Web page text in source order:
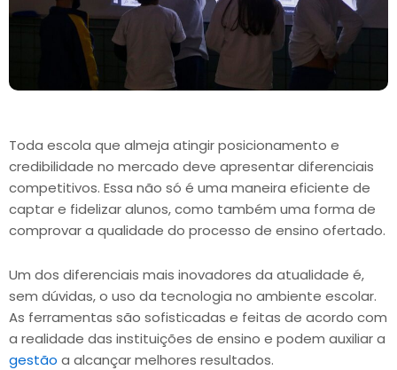
Toda escola que almeja atingir posicionamento e
credibilidade no mercado deve apresentar diferenciais
competitivos. Essa não só é uma maneira eficiente de
captar e fidelizar alunos, como também uma forma de
comprovar a qualidade do processo de ensino ofertado.
Um dos diferenciais mais inovadores da atualidade é,
sem dúvidas, o uso da tecnologia no ambiente escolar.
As ferramentas são sofisticadas e feitas de acordo com
a realidade das instituições de ensino e podem auxiliar a
gestão a alcançar melhores resultados.